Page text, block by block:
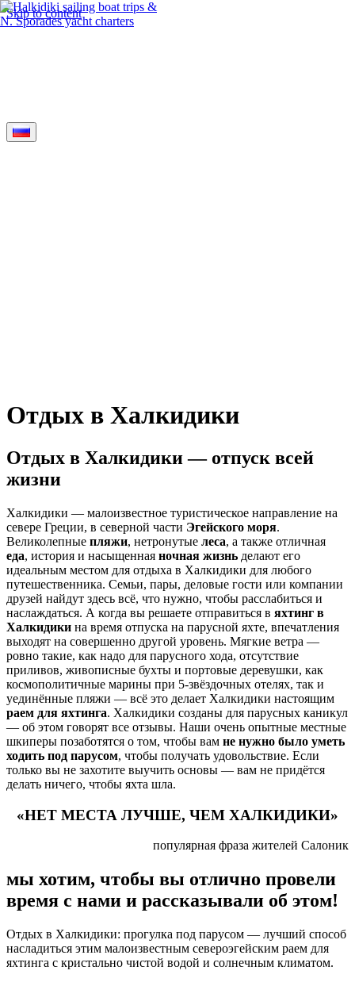
Skip to content
Отдых в Халкидики
Отдых в Халкидики — отпуск всей
жизни
Халкидики — малоизвестное туристическое направление на
севере Греции, в северной части Эгейского моря.
Великолепные пляжи, нетронутые леса, а также отличная
еда, история и насыщенная ночная жизнь делают его
идеальным местом для отдыха в Халкидики для любого
путешественника. Семьи, пары, деловые гости или компании
друзей найдут здесь всё, что нужно, чтобы расслабиться и
наслаждаться. А когда вы решаете отправиться в яхтинг в
Халкидики на время отпуска на парусной яхте, впечатления
выходят на совершенно другой уровень. Мягкие ветра —
ровно такие, как надо для парусного хода, отсутствие
приливов, живописные бухты и портовые деревушки, как
космополитичные марины при 5‑звёздочных отелях, так и
уединённые пляжи — всё это делает Халкидики настоящим
раем для яхтинга. Халкидики созданы для парусных каникул
— об этом говорят все отзывы. Наши очень опытные местные
шкиперы позаботятся о том, чтобы вам не нужно было уметь
ходить под парусом, чтобы получать удовольствие. Если
только вы не захотите выучить основы — вам не придётся
делать ничего, чтобы яхта шла.
«НЕТ МЕСТА ЛУЧШЕ, ЧЕМ ХАЛКИДИКИ»
популярная фраза жителей Салоник
мы хотим, чтобы вы отлично провели
время с нами и рассказывали об этом!
Отдых в Халкидики: прогулка под парусом — лучший способ
насладиться этим малоизвестным североэгейским раем для
яхтинга с кристально чистой водой и солнечным климатом.